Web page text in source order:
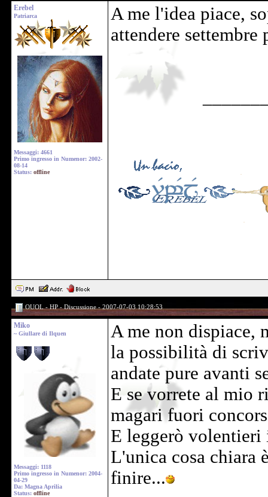
Erebel
Patriarca
Messaggi: 4661
Primo ingresso in Numenor: 2002-
08-14
Status: offline
A me l'idea piace,
attendere
OUOL - HP - Discussione - 2007-07-03 10:28:53
Miko
~ Giullare di Ilquen
Messaggi: 1118
Primo ingresso in Numenor: 2004-
04-29
Da: Magna Aprilia
Status: offline
A me non dispiace,
la possibilità di
andate pure avanti
E se vorrete al mio
magari fuori
E leggerò
L'unica cosa chiara
finire...